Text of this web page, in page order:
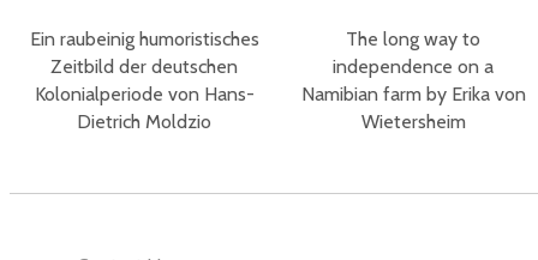
Ein raubeinig humoristisches
Zeitbild der deutschen
Kolonialperiode von Hans-
Dietrich Moldzio
The long way to
independence on a
Namibian farm by Erika von
Wietersheim